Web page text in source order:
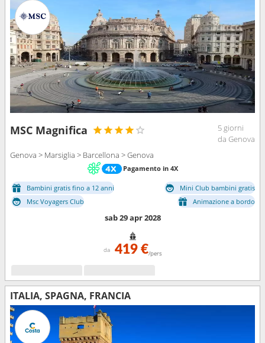
MSC Magnifica
5 giorni
da Genova
Genova > Marsiglia > Barcellona > Genova
Pagamento in 4X
Bambini gratis fino a 12 anni
Mini Club bambini gratis
Msc Voyagers Club
Animazione a bordo
sab 29 apr 2028
da 419 €/pers
ITALIA, SPAGNA, FRANCIA